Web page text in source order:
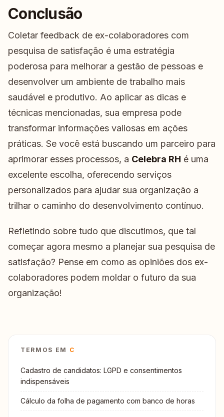
Conclusão
Coletar feedback de ex-colaboradores com
pesquisa de satisfação é uma estratégia
poderosa para melhorar a gestão de pessoas e
desenvolver um ambiente de trabalho mais
saudável e produtivo. Ao aplicar as dicas e
técnicas mencionadas, sua empresa pode
transformar informações valiosas em ações
práticas. Se você está buscando um parceiro para
aprimorar esses processos, a Celebra RH é uma
excelente escolha, oferecendo serviços
personalizados para ajudar sua organização a
trilhar o caminho do desenvolvimento contínuo.
Refletindo sobre tudo que discutimos, que tal
começar agora mesmo a planejar sua pesquisa de
satisfação? Pense em como as opiniões dos ex-
colaboradores podem moldar o futuro da sua
organização!
TERMOS EM C
Cadastro de candidatos: LGPD e consentimentos
indispensáveis
Cálculo da folha de pagamento com banco de horas